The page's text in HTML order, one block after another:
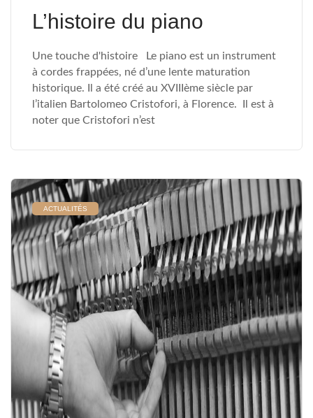
L’histoire du piano
Une touche d'histoire Le piano est un instrument
à cordes frappées, né d’une lente maturation
historique. Il a été créé au XVIIIème siècle par
l’italien Bartolomeo Cristofori, à Florence. Il est à
noter que Cristofori n’est
ACTUALITÉS